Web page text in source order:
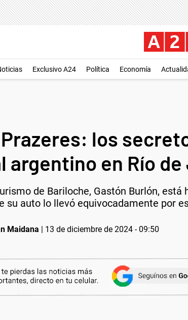
Exclusivo A24 Política Economía
los
argentino en Río
de Bariloche, Gastón Burlón,
su auto lo llevó equivocadamente por
Maidana | 13 de diciembre de 2024 - 09:50